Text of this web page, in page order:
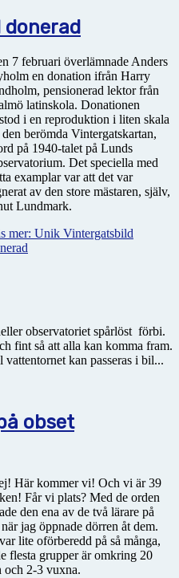
7 februari överlämnade Anders
en donation ifrån Harry
pensionerad lektor från
latinskola. Donationen
i en reproduktion i liten skala
berömda Vintergatskartan,
på 1940-talet på Lunds
Det speciella med
examplar var att det var
av den store mästaren, själv,
Lundmark.
mer: Unik Vintergatsbild
observatoriet spårlöst förbi.
fint så att alla kan komma fram.
kan passeras i bil...
obset
Här kommer vi! Och vi är 39
Får vi plats? Med de orden
den ena av de två lärare på
jag öppnade dörren åt dem.
lite oförberedd på så många,
flesta grupper är omkring 20
och 2-3 vuxna.